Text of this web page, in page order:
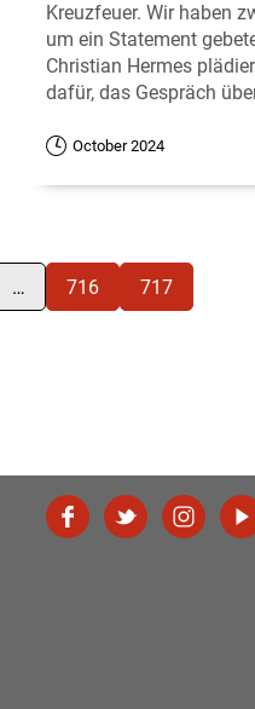
Kreuzfeuer. Wir haben
um ein Statement
Christian Hermes
dafür, das Gespräch
October 2024
… 716 717